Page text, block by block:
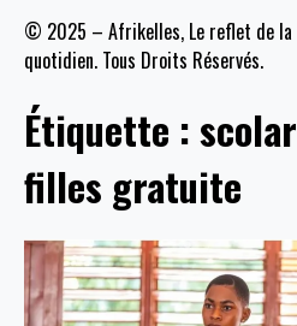
© 2025 – Afrikelles, Le reflet de la
quotidien. Tous Droits Réservés.
Étiquette :
filles gratuite